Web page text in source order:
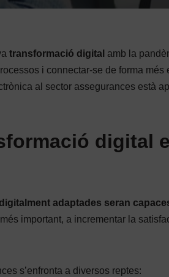
transformació digital amb la
i connectar-se de forma més
al sector assegurances està
digital
adaptades seran
important, a incrementar la
s’enfronta a diversos reptes: